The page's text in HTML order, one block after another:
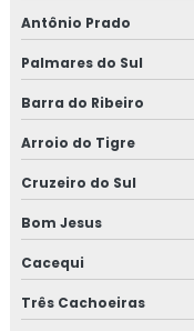
Janela em aço
Janela veneziana de
Janela vitrô de correr
Kit de lareira
Lareira de canto
Lareira de canto a
Lareira de canto
Antônio Prado
Palmares do Sul
Barra do Ribeiro
Arroio do Tigre
Cruzeiro do Sul
Bom Jesus
Cacequi
Três Cachoeiras